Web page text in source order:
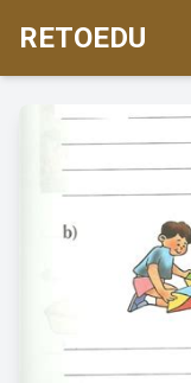
RETOEDU